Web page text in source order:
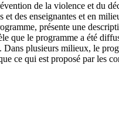
de la violence et du
et des enseignantes et en
présente une
que le programme a été
Dans plusieurs milieux, le
ce qui est proposé par les